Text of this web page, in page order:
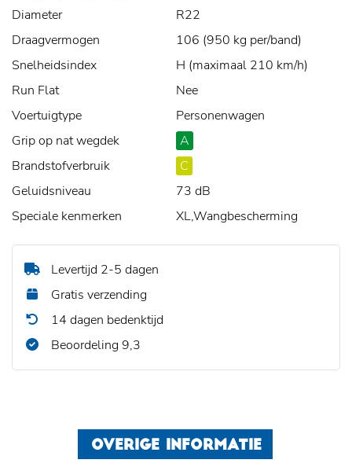
Diameter
R22
Draagvermogen
106 (950 kg per/band)
Snelheidsindex
H (maximaal 210 km/h)
Run Flat
Nee
Voertuigtype
Personenwagen
Grip op nat wegdek
A
Brandstofverbruik
C
Geluidsniveau
73 dB
Speciale kenmerken
XL,Wangbescherming
Levertijd 2-5 dagen
Gratis verzending
14 dagen bedenktijd
Beoordeling 9,3
OVERIGE INFORMATIE